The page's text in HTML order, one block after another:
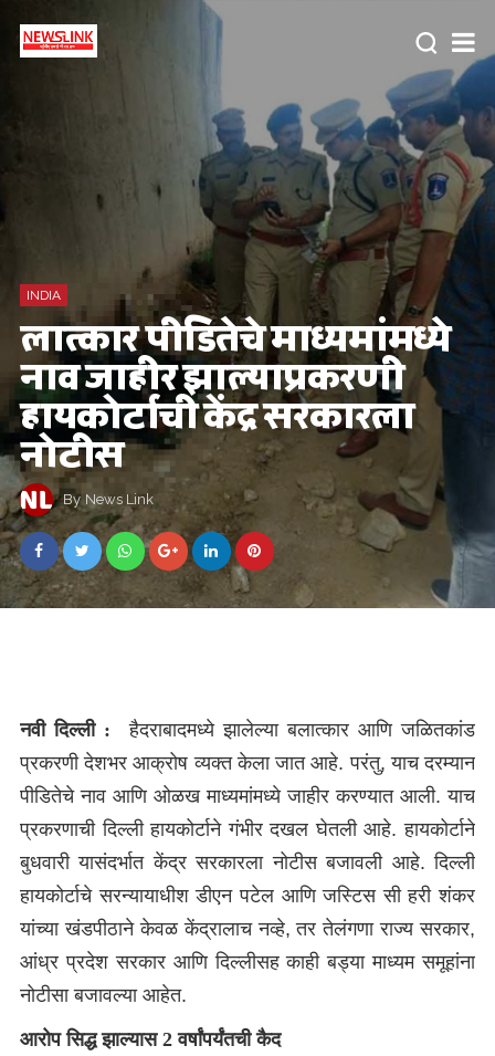
INDIA
लात्कार पीडितेचे माध्यमांमध्ये
नाव जाहीर झाल्याप्रकरणी
हायकोर्टाची केंद्र सरकारला
नोटीस
By News Link
नवी दिल्ली :
हैदराबादमध्ये झालेल्या बलात्कार आणि जळितकांड
प्रकरणी देशभर आक्रोष व्यक्त केला जात आहे. परंतु, याच दरम्यान
पीडितेचे नाव आणि ओळख माध्यमांमध्ये जाहीर करण्यात आली. याच
प्रकरणाची दिल्ली हायकोर्टाने गंभीर दखल घेतली आहे. हायकोर्टाने
बुधवारी यासंदर्भात केंद्र सरकारला नोटीस बजावली आहे. दिल्ली
हायकोर्टाचे सरन्यायाधीश डीएन पटेल आणि जस्टिस सी हरी शंकर
यांच्या खंडपीठाने केवळ केंद्रालाच नव्हे, तर तेलंगणा राज्य सरकार,
आंध्र प्रदेश सरकार आणि दिल्लीसह काही बड्या माध्यम समूहांना
नोटीसा बजावल्या आहेत.
आरोप सिद्ध झाल्यास 2 वर्षांपर्यंतची कैद